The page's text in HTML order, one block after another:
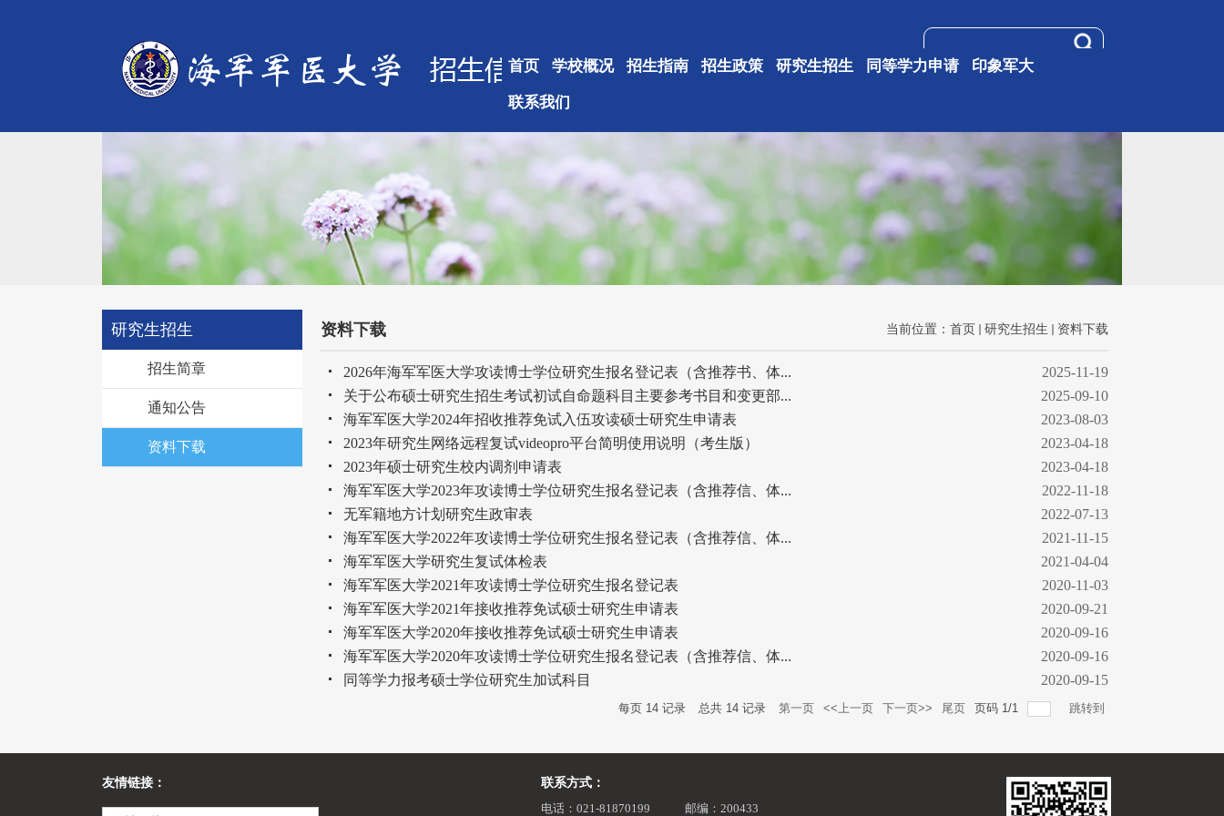
首页 学校概况 招生指南 招生政策 研究生招生 同等学力申请 印象军大
联系我们
研究生招生
招生简章
通知公告
资料下载
资料下载 当前位置： 首页 研究生招生 资料下载
2026年海军军医大学攻读博士学位研究生报名登记表（含推荐书、体...
2025-11-19
关于公布硕士研究生招生考试初试自命题科目主要参考书目和变更部...
2025-09-10
海军军医大学2024年招收推荐免试入伍攻读硕士研究生申请表
2023-08-03
2023年研究生网络远程复试videopro平台简明使用说明（考生版）
2023-04-18
2023年硕士研究生校内调剂申请表
2023-04-18
海军军医大学2023年攻读博士学位研究生报名登记表（含推荐信、体...
2022-11-18
无军籍地方计划研究生政审表
2022-07-13
海军军医大学2022年攻读博士学位研究生报名登记表（含推荐信、体...
2021-11-15
海军军医大学研究生复试体检表
2021-04-04
海军军医大学2021年攻读博士学位研究生报名登记表
2020-11-03
海军军医大学2021年接收推荐免试硕士研究生申请表
2020-09-21
海军军医大学2020年接收推荐免试硕士研究生申请表
2020-09-16
海军军医大学2020年攻读博士学位研究生报名登记表（含推荐信、体...
2020-09-16
同等学力报考硕士学位研究生加试科目
2020-09-15
每页 14 记录 总共 14 记录 第一页 <<上一页 下一页>> 尾页 页码 1/1 跳转到
友情链接：
联系方式：
电话：021-81870199
邮编：200433